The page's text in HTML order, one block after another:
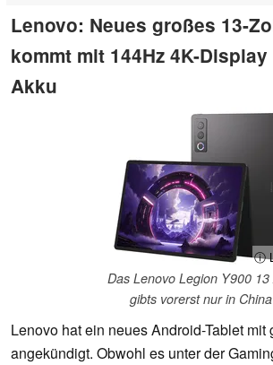
Lenovo: Neues großes 13-
kommt mit 144Hz 4K-
Akku
ⓘ
Das Lenovo Legion Y900 13
gibts vorerst nur in China
Lenovo hat ein neues Android-Tablet
angekündigt. Obwohl es unter der